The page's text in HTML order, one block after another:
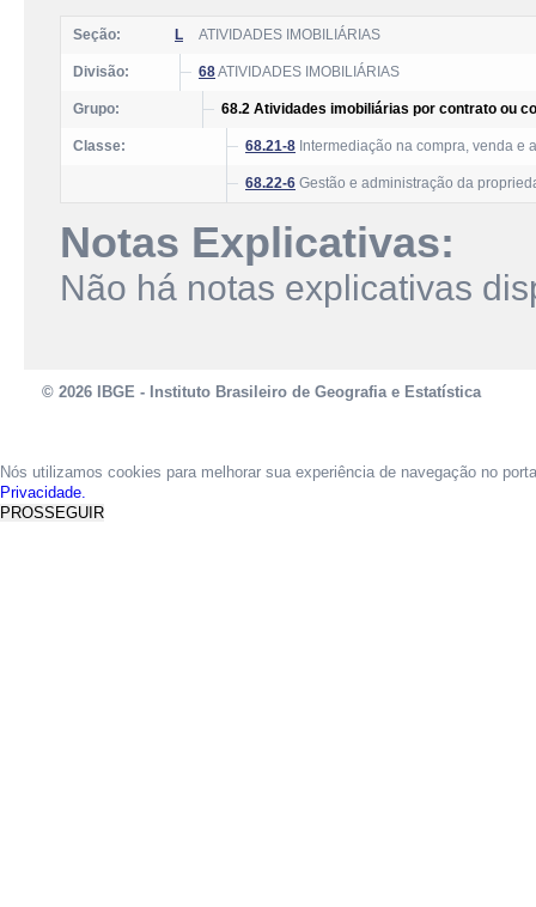
Seção: L ATIVIDADES IMOBILIÁRIAS
Divisão: 68ATIVIDADES IMOBILIÁRIAS
Grupo: 68.2 Atividades imobiliárias por contrato ou
Classe: 68.21-8 Intermediação na compra, venda e
68.22-6 Gestão e administração da
Notas Explicativas:
Não há notas explicativas
© 2026 IBGE - Instituto Brasileiro de Geografia e Estatística
Nós utilizamos cookies para melhorar sua experiência de navegação no
Privacidade.
PROSSEGUIR